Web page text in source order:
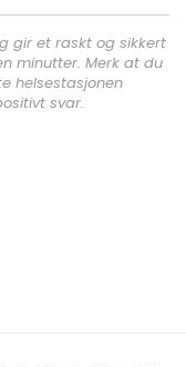
gir et raskt og sikkert
minutter. Merk at du
helsestasjonen
svar.